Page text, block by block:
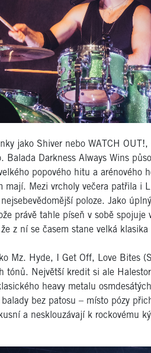
jako Shiver nebo WATCH
Darkness Always Wins
popového hitu a arénového
mají. Mezi vrcholy večera patřila i
poloze. Jako
právě tahle píseň v sobě spojuje
z ní se časem stane velká
Mz. Hyde, I Get Off, Love Bites
tónů. Největší kredit si ale
heavy metalu
bez patosu – místo pózy
a nesklouzávají k rockovému